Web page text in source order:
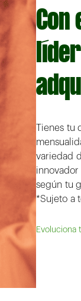
Con
Tienes
variedad
según tu
*Sujeto a
Evoluciona